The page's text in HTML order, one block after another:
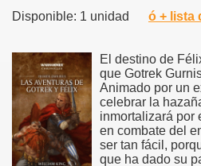
Disponible: 1 unidad ó + lista
El destino de
que Gotrek
Animado por un
celebrar la
inmortalizará por
en combate del
ser tan fácil,
que ha dado su